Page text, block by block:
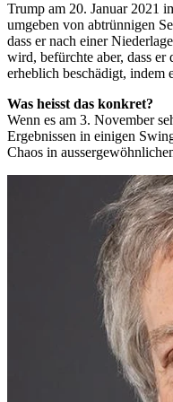
Trump am 20. Januar 2021
umgeben von abtrünnigen
dass er nach einer
wird, befürchte aber, dass
erheblich beschädigt, indem
Was heisst das konkret?
Wenn es am 3. November
Ergebnissen in einigen
Chaos in